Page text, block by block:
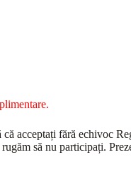
acceptați fără echivoc
să nu participați.